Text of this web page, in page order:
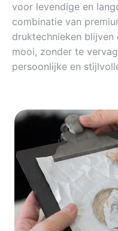
voor levendige en
combinatie van
druktechnieken blijven
mooi, zonder te
persoonlijke en